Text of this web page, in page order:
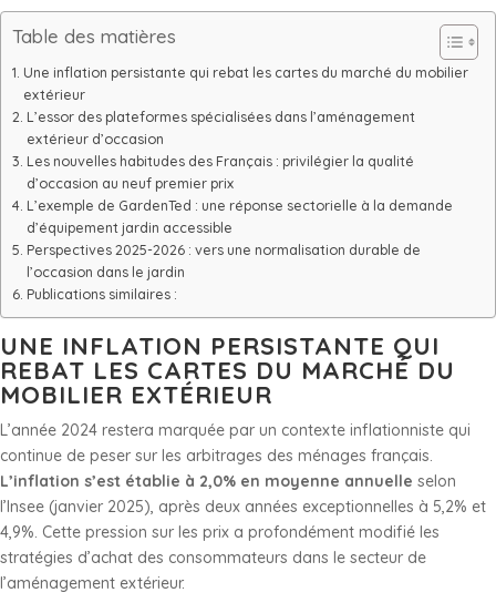
Table des matières
Une inflation persistante qui rebat les cartes du marché du mobilier
extérieur
L’essor des plateformes spécialisées dans l’aménagement
extérieur d’occasion
Les nouvelles habitudes des Français : privilégier la qualité
d’occasion au neuf premier prix
L’exemple de GardenTed : une réponse sectorielle à la demande
d’équipement jardin accessible
Perspectives 2025-2026 : vers une normalisation durable de
l’occasion dans le jardin
Publications similaires :
UNE INFLATION PERSISTANTE QUI
REBAT LES CARTES DU MARCHÉ DU
MOBILIER EXTÉRIEUR
L’année 2024 restera marquée par un contexte inflationniste qui
continue de peser sur les arbitrages des ménages français.
L’inflation s’est établie à 2,0% en moyenne annuelle selon
l’Insee (janvier 2025), après deux années exceptionnelles à 5,2% et
4,9%. Cette pression sur les prix a profondément modifié les
stratégies d’achat des consommateurs dans le secteur de
l’aménagement extérieur.